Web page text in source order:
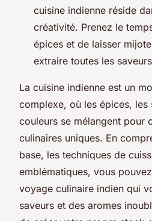
cuisine indienne réside
créativité. Prenez le
épices et de laisser
extraire toutes les
La cuisine indienne est un
complexe, où les épices, les
couleurs se mélangent pour
culinaires uniques. En
base, les techniques de
emblématiques, vous
voyage culinaire indien qui
saveurs et des aromes